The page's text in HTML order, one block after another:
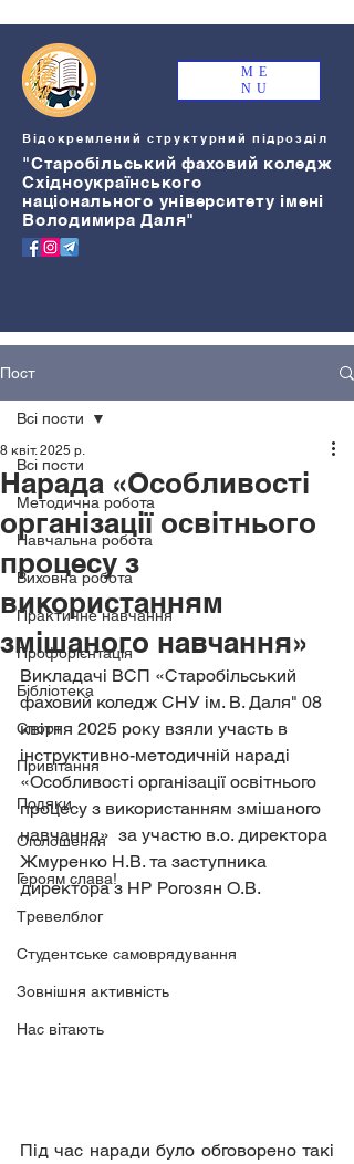
ME
NU
Відокремлений структурний підрозділ
"Старобільський фаховий коледж
Східноукраїнського
національного університету імені
Володимира Даля"
Пост
Всі пости
Методична робота
Навчальна робота
Виховна робота
Практичне навчання
Профорієнтація
Бібліотека
Спорт
Привітання
Подяки
Оголошення
Героям слава!
Тревелблог
Студентське самоврядування
Зовнішня активність
Нас вітають
Всі пости
Нарада «Особливості
організації освітнього
процесу з
використанням
змішаного навчання»
8 квіт. 2025 р.
Викладачі ВСП «Старобільський
фаховий коледж СНУ ім. В. Даля" 08
квітня 2025 року взяли участь в
інструктивно-методичній нараді
«Особливості організації освітнього
процесу з використанням змішаного
навчання»  за участю в.о. директора
Жмуренко Н.В. та заступника
директора з НР Рогозян О.В.
Під час наради було обговорено такі